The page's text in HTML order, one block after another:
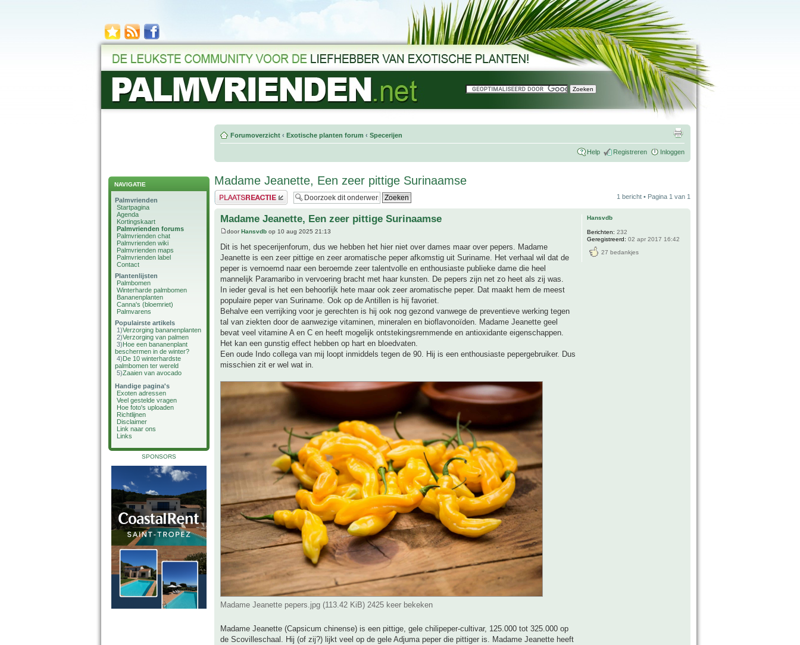
NAVIGATIE
Palmvrienden
Startpagina
Agenda
Kortingskaart
Palmvrienden forums
Palmvrienden chat
Palmvrienden wiki
Palmvrienden maps
Palmvrienden label
Contact
Plantenlijsten
Palmbomen
Winterharde palmbomen
Bananenplanten
Canna's (bloemriet)
Palmvarens
Populairste artikels
1)Verzorging bananenplanten
2)Verzorging van palmen
3)Hoe een bananenplant
beschermen in de winter?
4)De 10 winterhardste
palmbomen ter wereld
5)Zaaien van avocado
Handige pagina's
Exoten adressen
Veel gestelde vragen
Hoe foto's uploaden
Richtlijnen
Disclaimer
Link naar ons
Links
SPONSORS
Forumoverzicht ‹ Exotische planten forum ‹ Specerijen
Help Registreren Inloggen
Madame Jeanette, Een zeer pittige Surinaamse
Plaats een reactie 1 bericht • Pagina 1 van 1
Madame Jeanette, Een zeer pittige Surinaamse
doorHansvdb op 10 aug 2025 21:13
Dit is het specerijenforum, dus we hebben het hier niet over dames maar over pepers. Madame
Jeanette is een zeer pittige en zeer aromatische peper afkomstig uit Suriname. Het verhaal wil dat de
peper is vernoemd naar een beroemde zeer talentvolle en enthousiaste publieke dame die heel
mannelijk Paramaribo in vervoering bracht met haar kunsten. De pepers zijn net zo heet als zij was.
In ieder geval is het een behoorlijk hete maar ook zeer aromatische peper. Dat maakt hem de meest
populaire peper van Suriname. Ook op de Antillen is hij favoriet.
Behalve een verrijking voor je gerechten is hij ook nog gezond vanwege de preventieve werking tegen
tal van ziekten door de aanwezige vitaminen, mineralen en bioflavonoïden. Madame Jeanette geel
bevat veel vitamine A en C en heeft mogelijk ontstekingsremmende en antioxidante eigenschappen.
Het kan een gunstig effect hebben op hart en bloedvaten.
Een oude Indo collega van mij loopt inmiddels tegen de 90. Hij is een enthousiaste pepergebruiker. Dus
misschien zit er wel wat in.
Madame Jeanette pepers.jpg (113.42 KiB) 2425 keer bekeken
Madame Jeanette (Capsicum chinense) is een pittige, gele chilipeper-cultivar, 125.000 tot 325.000 op
de Scovilleschaal. Hij (of zij?) lijkt veel op de gele Adjuma peper die pittiger is. Madame Jeanette heeft
Hansvdb
Berichten: 232
Geregistreerd: 02 apr 2017 16:42
27 bedankjes